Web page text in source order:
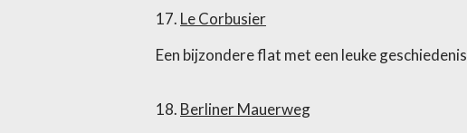
17. Le Corbusier
Een bijzondere flat met een leuke geschiedenis
18. Berliner Mauerweg